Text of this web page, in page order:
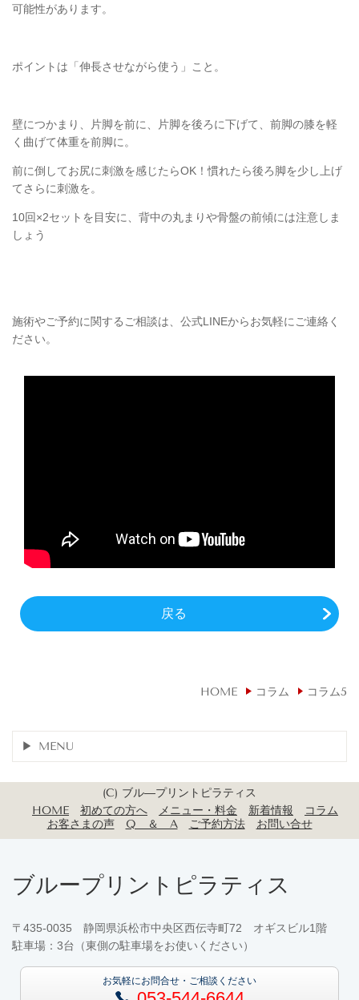
可能性があります。
ポイントは「伸長させながら使う」こと。
壁につかまり、片脚を前に、片脚を後ろに下げて、前脚の膝を軽
く曲げて体重を前脚に。
前に倒してお尻に刺激を感じたらOK！慣れたら後ろ脚を少し上げ
てさらに刺激を。
10回×2セットを目安に、背中の丸まりや骨盤の前傾には注意しま
しょう
施術やご予約に関するご相談は、公式LINEからお気軽にご連絡く
ださい。
戻る
HOME コラム コラム5
MENU
(C) ブル―プリントピラティス
HOME
初めての方へ メニュー・料金 新着情報
コラム
お客さまの声
Q ＆ A ご予約方法 お問い合せ
ブループリントピラティス
〒435-0035 静岡県浜松市中央区西伝寺町72 オギスビル1階
駐車場：3台（東側の駐車場をお使いください）
お気軽にお問合せ・ご相談ください